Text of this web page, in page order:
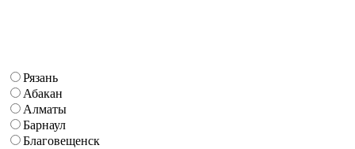
Рязань
Абакан
Алматы
Барнаул
Благовещенск